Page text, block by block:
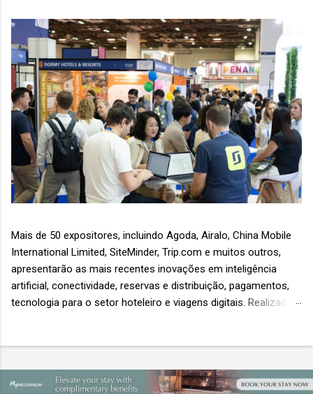
Mais de 50 expositores, incluindo Agoda, Airalo, China Mobile
International Limited, SiteMinder, Trip.com e muitos outros,
apresentarão as mais recentes inovações em inteligência
artificial, conectividade, reservas e distribuição, pagamentos,
tecnologia para o setor hoteleiro e viagens digitais. Realizada
podem acessar os três eventos simultâneos A Travel Tech
Asia 2026 retorna de 21 a 23 de outubro de 2026 no Sands